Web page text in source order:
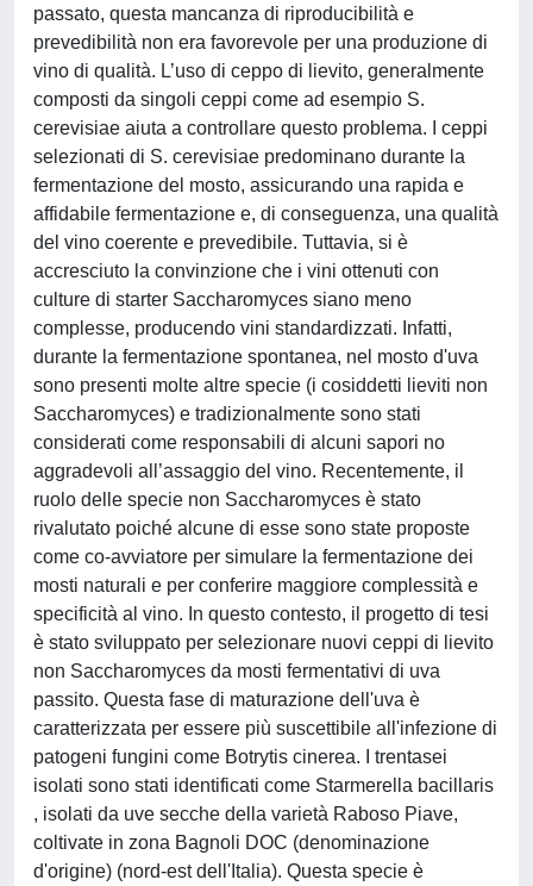
passato, questa mancanza di riproducibilità e
prevedibilità non era favorevole per una produzione di
vino di qualità. L’uso di ceppo di lievito, generalmente
composti da singoli ceppi come ad esempio S.
cerevisiae aiuta a controllare questo problema. I ceppi
selezionati di S. cerevisiae predominano durante la
fermentazione del mosto, assicurando una rapida e
affidabile fermentazione e, di conseguenza, una qualità
del vino coerente e prevedibile. Tuttavia, si è
accresciuto la convinzione che i vini ottenuti con
culture di starter Saccharomyces siano meno
complesse, producendo vini standardizzati. Infatti,
durante la fermentazione spontanea, nel mosto d'uva
sono presenti molte altre specie (i cosiddetti lieviti non
Saccharomyces) e tradizionalmente sono stati
considerati come responsabili di alcuni sapori no
aggradevoli all’assaggio del vino. Recentemente, il
ruolo delle specie non Saccharomyces è stato
rivalutato poiché alcune di esse sono state proposte
come co-avviatore per simulare la fermentazione dei
mosti naturali e per conferire maggiore complessità e
specificità al vino. In questo contesto, il progetto di tesi
è stato sviluppato per selezionare nuovi ceppi di lievito
non Saccharomyces da mosti fermentativi di uva
passito. Questa fase di maturazione dell'uva è
caratterizzata per essere più suscettibile all'infezione di
patogeni fungini come Botrytis cinerea. I trentasei
isolati sono stati identificati come Starmerella bacillaris
, isolati da uve secche della varietà Raboso Piave,
coltivate in zona Bagnoli DOC (denominazione
d'origine) (nord-est dell'Italia). Questa specie è